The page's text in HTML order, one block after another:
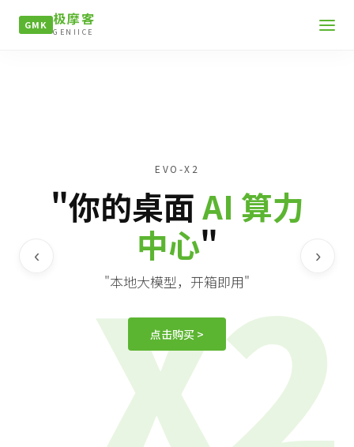
GMK 极摩客
GENIICE
X2
EVO-X2
"你的桌面AI 算力
中心"
"本地大模型，开箱即用"
点击购买 >
‹ ›